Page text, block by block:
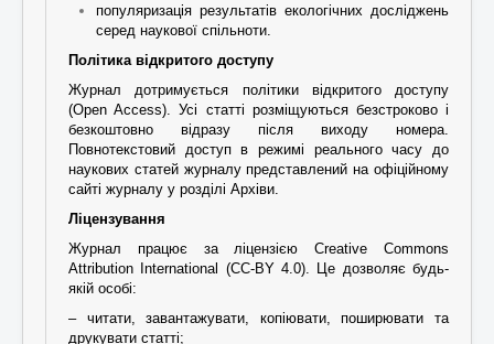
популяризація результатів екологічних досліджень
серед наукової спільноти.
Політика відкритого доступу
Журнал дотримується політики відкритого доступу
(Open Access). Усі статті розміщуються безстроково і
безкоштовно відразу після виходу номера.
Повнотекстовий доступ в режимі реального часу до
наукових статей журналу представлений на офіційному
сайті журналу у розділі Архіви.
Ліцензування
Журнал працює за ліцензієюCreative Commons
Attribution International (CC-BY 4.0) . Це дозволяє будь-
якій особі:
– читати, завантажувати, копіювати, поширювати та
друкувати статті;